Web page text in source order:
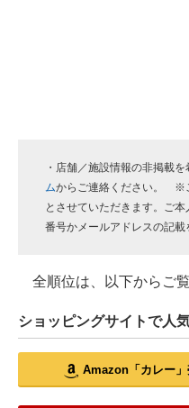
・店舗／施設情報の非掲載を
ムからご連絡ください。 ※
とさせていただきます。ご
番号かメールアドレスの記載
全順位は、以下からご覧
ショッピングサイトで人
Amazon「カレー